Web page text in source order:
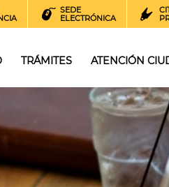
SEDE
ELECTRÓNICA
TRÁMITES ATENCIÓN